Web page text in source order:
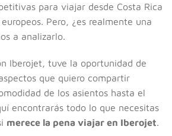
para viajar desde Costa Rica
Pero, ¿es realmente una
a analizarlo.
Iberojet, tuve la oportunidad de
que quiero compartir
de los asientos hasta el
encontrarás todo lo que necesitas
merece la pena viajar en Iberojet.